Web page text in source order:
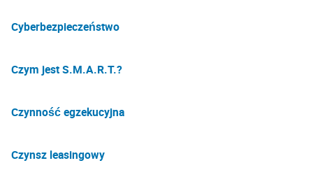
Cyberbezpieczeństwo
Czym jest S.M.A.R.T.?
Czynność egzekucyjna
Czynsz leasingowy